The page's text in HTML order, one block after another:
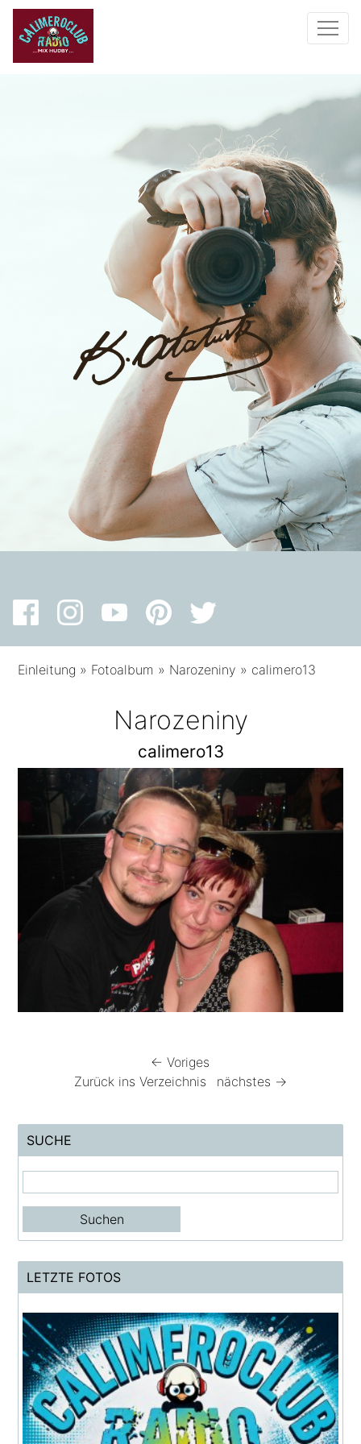
Einleitung » Fotoalbum » Narozeniny » calimero13
Narozeniny
calimero13
← Voriges
Zurück ins Verzeichnis
nächstes →
SUCHE
LETZTE FOTOS